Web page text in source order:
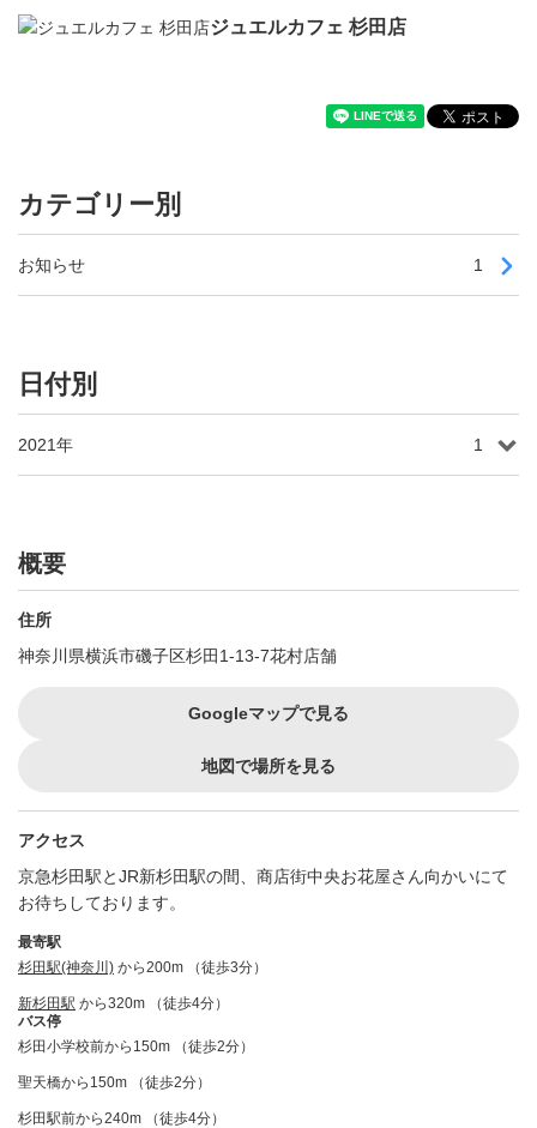
ジュエルカフェ 杉田店
カテゴリー別
お知らせ 1
日付別
2021年 1
概要
住所
神奈川県横浜市磯子区杉田1-13-7花村店舗
Googleマップで見る
地図で場所を見る
アクセス
京急杉田駅とJR新杉田駅の間、商店街中央お花屋さん向かいにて
お待ちしております。
最寄駅
杉田駅(神奈川) から200m （徒歩3分）
新杉田駅 から320m （徒歩4分）
バス停
杉田小学校前から150m （徒歩2分）
聖天橋から150m （徒歩2分）
杉田駅前から240m （徒歩4分）